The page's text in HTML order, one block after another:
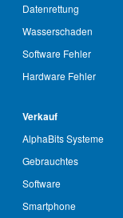
Datenrettung
Wasserschaden
Software Fehler
Hardware Fehler
Verkauf
AlphaBits Systeme
Gebrauchtes
Software
Smartphone